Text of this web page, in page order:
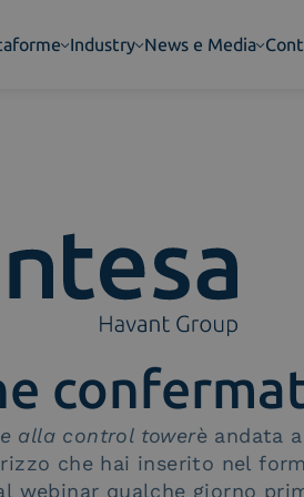
Industry News e Media
alla control towerè andata
che hai inserito nel
webinar qualche giorno